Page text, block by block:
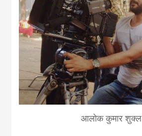
आलोक कुमार शुक्ल